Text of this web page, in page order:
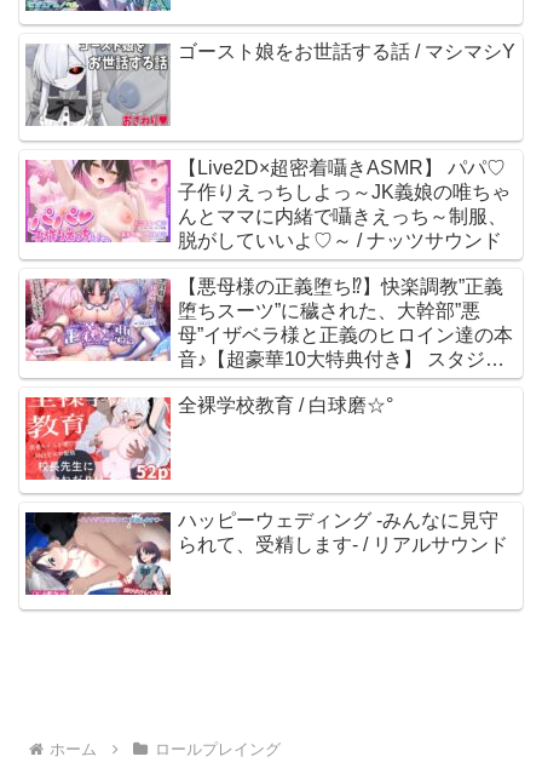
ゴースト娘をお世話する話 / マシマシY
【Live2D×超密着囁きASMR】 パパ♡
子作りえっちしよっ～JK義娘の唯ちゃ
んとママに内緒で囁きえっち～制服、
脱がしていいよ♡～ / ナッツサウンド
【悪母様の正義堕ち⁉︎】快楽調教”正義
堕ちスーツ”に穢された、大幹部”悪
母”イザベラ様と正義のヒロイン達の本
音♪【超豪華10大特典付き】 スタジオ
拘束少女図鑑 / 餅梨あむ 涼花みなせ
MOMOKA。 涼貴涼全裸学校教育 / 白球磨☆°
ハッピーウェディング -みんなに見守
られて、受精します- / リアルサウンド
ホーム ロールプレイング